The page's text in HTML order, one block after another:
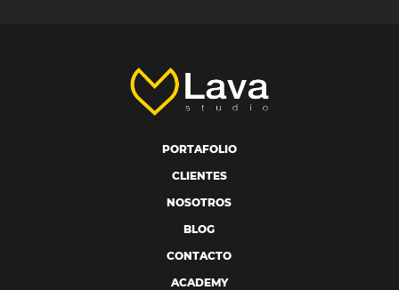
PORTAFOLIO
CLIENTES
NOSOTROS
BLOG
CONTACTO
ACADEMY